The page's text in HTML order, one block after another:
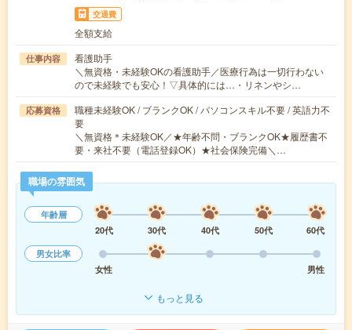
交通費
全額支給
仕事内容
看護助手
＼無資格・未経験OKの看護助手／医療行為は一切行わない
ので未経験でも安心！▽具体的には…・リネンやシ…
応募資格
職種未経験OK / ブランクOK / パソコンスキル不要 / 英語力不
要
＼無資格＊未経験OK／★年齢不問・ブランクOK★履歴書不
要・来社不要（電話登録OK）★社会保険完備＼…
職場の雰囲気
年齢層
20代
30代 40代 50代
60代
男女比率
女性
男性
もっと見る